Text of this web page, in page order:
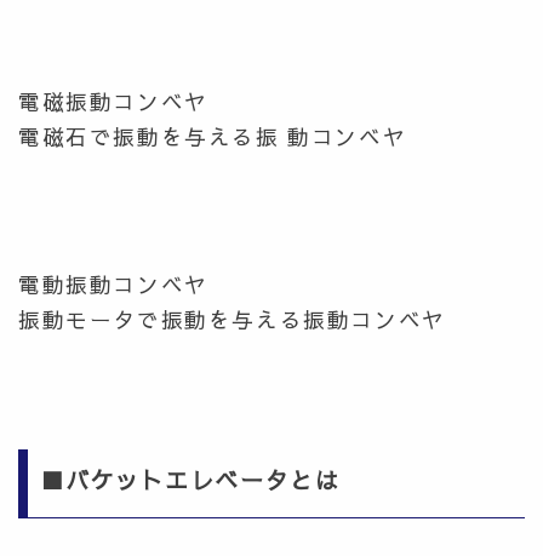
電磁振動コンベヤ
電磁石で振動を与える振 動コンベヤ
電動振動コンベヤ
振動モータで振動を与える振動コンベヤ
■バケットエレベータとは